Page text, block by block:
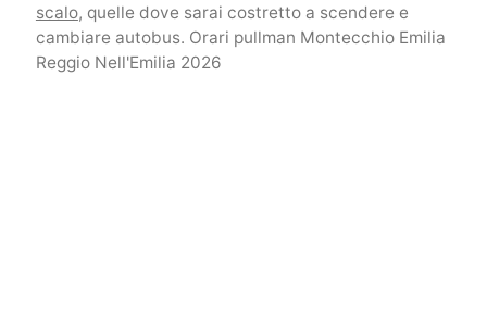
scalo, quelle dove sarai costretto a scendere e
cambiare autobus. Orari pullman Montecchio Emilia
Reggio Nell'Emilia 2026